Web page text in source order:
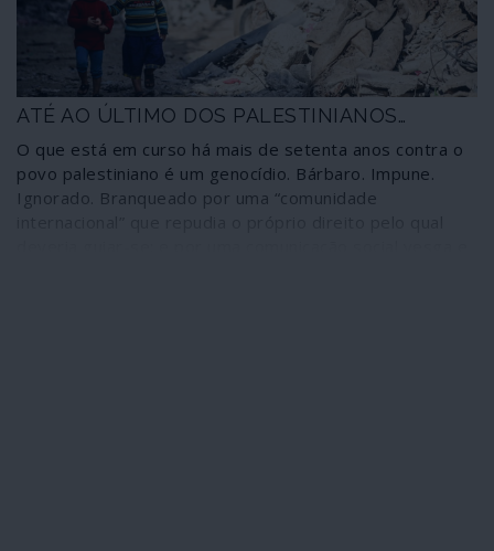
ATÉ AO ÚLTIMO DOS PALESTINIANOS…
O que está em curso há mais de setenta anos contra o
povo palestiniano é um genocídio. Bárbaro. Impune.
Ignorado. Branqueado por uma “comunidade